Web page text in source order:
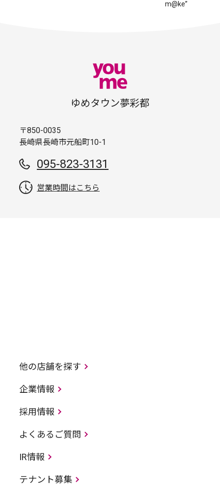
m@ke”
ゆめタウン夢彩都
〒850-0035
長崎県長崎市元船町10-1
095-823-3131
営業時間はこちら
他の店舗を探す
企業情報
採用情報
よくあるご質問
IR情報
テナント募集